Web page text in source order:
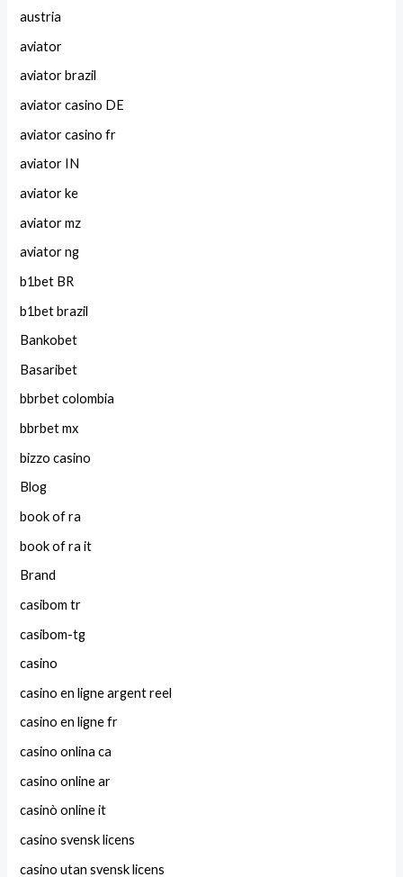
austria
aviator
aviator brazil
aviator casino DE
aviator casino fr
aviator IN
aviator ke
aviator mz
aviator ng
b1bet BR
b1bet brazil
Bankobet
Basaribet
bbrbet colombia
bbrbet mx
bizzo casino
Blog
book of ra
book of ra it
Brand
casibom tr
casibom-tg
casino
casino en ligne argent reel
casino en ligne fr
casino onlina ca
casino online ar
casinò online it
casino svensk licens
casino utan svensk licens